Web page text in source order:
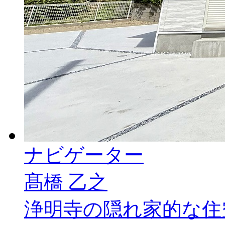
ナビゲーター
髙橋 乙之
浄明寺の隠れ家的な